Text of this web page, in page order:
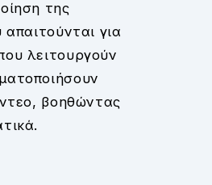
της
για
λειτουργούν
βοηθώντας